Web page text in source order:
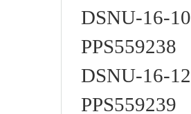
DSNU-16-
PPS559238
DSNU-16-
PPS559239